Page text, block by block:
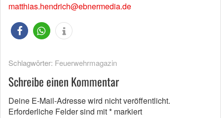
matthias.hendrich@ebnermedia.de
Schlagwörter: Feuerwehrmagazin
Schreibe einen Kommentar
Deine E-Mail-Adresse wird nicht veröffentlicht.
Erforderliche Felder sind mit* markiert